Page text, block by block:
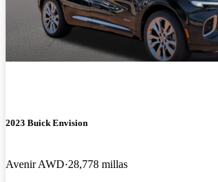
2023 Buick Envision
Avenir AWD 28,778 millas